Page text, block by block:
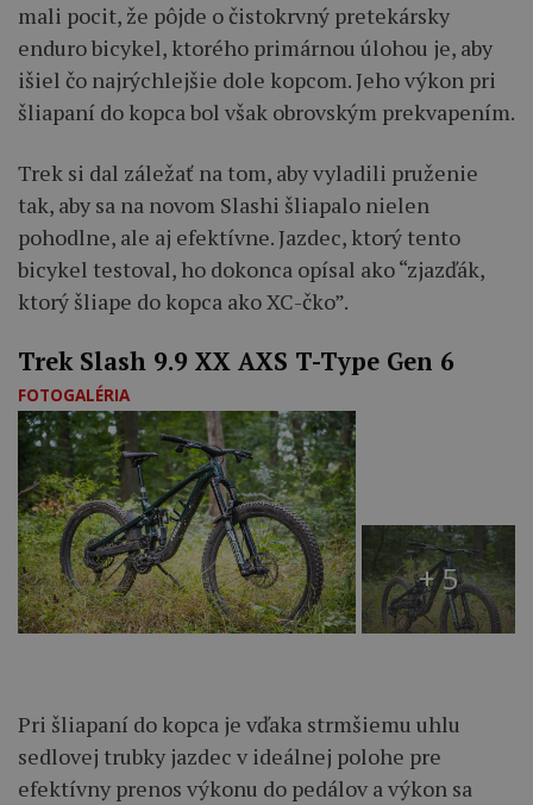
mali pocit, že pôjde o čistokrvný pretekársky
enduro bicykel, ktorého primárnou úlohou je, aby
išiel čo najrýchlejšie dole kopcom. Jeho výkon pri
šliapaní do kopca bol však obrovským prekvapením.
Trek si dal záležať na tom, aby vyladili pruženie
tak, aby sa na novom Slashi šliapalo nielen
pohodlne, ale aj efektívne. Jazdec, ktorý tento
bicykel testoval, ho dokonca opísal ako “zjazďák,
ktorý šliape do kopca ako XC-čko”.
Trek Slash 9.9 XX AXS T-Type Gen 6
FOTOGALÉRIA
+ 5
Pri šliapaní do kopca je vďaka strmšiemu uhlu
sedlovej trubky jazdec v ideálnej polohe pre
efektívny prenos výkonu do pedálov a výkon sa